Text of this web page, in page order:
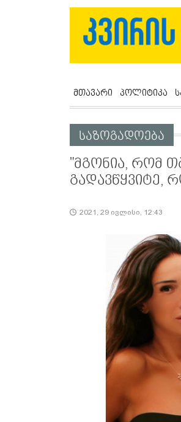
მთავარი პოლიტიკა
საზოგადოება
"მგონია, რომ
გადავწყვიტე,
2021, 29 ივლისი, 12:43